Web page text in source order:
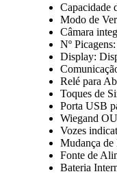
Capacidade
Modo de
Câmara
Nº
Display:
Relé para
Toques de
Porta USB
Wiegand
Vozes
Mudança
Fonte de
Bateria